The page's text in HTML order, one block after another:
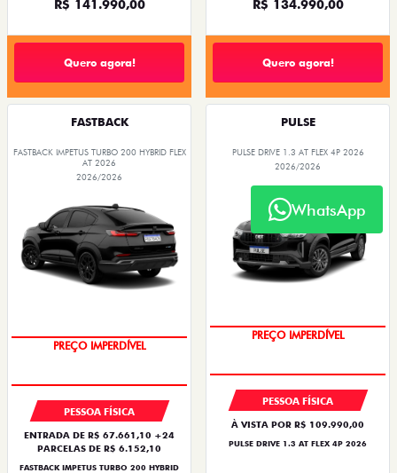
R$ 141.990,00
Quero agora!
R$ 134.990,00
Quero agora!
FASTBACK
FASTBACK IMPETUS TURBO 200 HYBRID FLEX
AT 2026
2026/2026
OPORTUNIDADE
PESSOA FÍSICA
ENTRADA DE R$ 67.661,10 +24
PARCELAS DE R$ 6.152,10
FASTBACK IMPETUS TURBO 200 HYBRID
PULSE
PULSE DRIVE 1.3 AT FLEX 4P 2026
2026/2026
O SUV AUTOMÁTICO MAIS
PESSOA FÍSICA
À VISTA POR R$ 109.990,00
PULSE DRIVE 1.3 AT FLEX 4P 2026
WhatsApp